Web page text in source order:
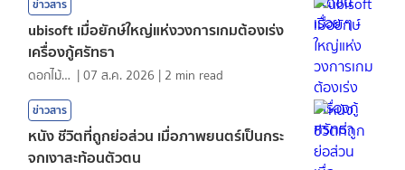
ข่าวสาร
ubisoft เมื่อยักษ์ใหญ่แห่งวงการเกมต้องเร่ง
เครื่องกู้ศรัทธา
ดอกไม้กับสายน้ำ |07 ส.ค. 2026 | 2 min read
ข่าวสาร
หนัง ชีวิตที่ถูกย่อส่วน เมื่อภาพยนตร์เป็นกระ
จกเงาสะท้อนตัวตน